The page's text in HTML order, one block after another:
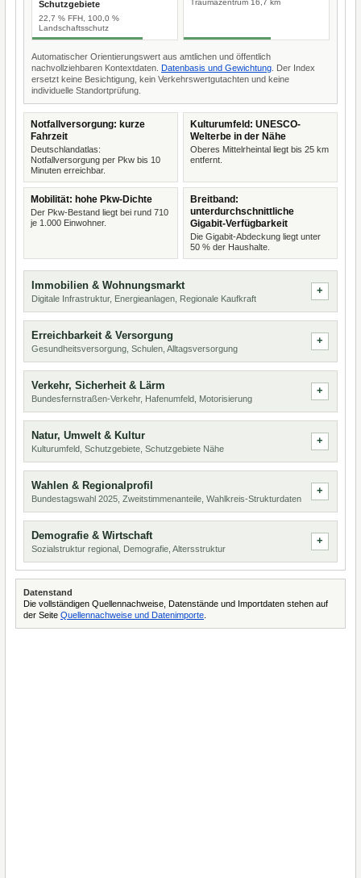
Schutzgebiete
22,7 % FFH, 100,0 %
Landschaftsschutz
Traumazentrum 16,7 km
Automatischer Orientierungswert aus amtlichen und öffentlich
nachvollziehbaren Kontextdaten. Datenbasis und Gewichtung . Der Index
ersetzt keine Besichtigung, kein Verkehrswertgutachten und keine
individuelle Standortprüfung.
Notfallversorgung: kurze
Fahrzeit
Deutschlandatlas:
Notfallversorgung per Pkw bis 10
Minuten erreichbar.
Kulturumfeld: UNESCO-
Welterbe in der Nähe
Oberes Mittelrheintal liegt bis 25 km
entfernt.
Mobilität: hohe Pkw-Dichte
Der Pkw-Bestand liegt bei rund 710
je 1.000 Einwohner.
Breitband:
unterdurchschnittliche
Gigabit-Verfügbarkeit
Die Gigabit-Abdeckung liegt unter
50 % der Haushalte.
Immobilien & Wohnungsmarkt
Digitale Infrastruktur, Energieanlagen, Regionale Kaufkraft
Erreichbarkeit & Versorgung
Gesundheitsversorgung, Schulen, Alltagsversorgung
Verkehr, Sicherheit & Lärm
Bundesfernstraßen-Verkehr, Hafenumfeld, Motorisierung
Natur, Umwelt & Kultur
Kulturumfeld, Schutzgebiete, Schutzgebiete Nähe
Wahlen & Regionalprofil
Bundestagswahl 2025, Zweitstimmenanteile, Wahlkreis-Strukturdaten
Demografie & Wirtschaft
Sozialstruktur regional, Demografie, Altersstruktur
Datenstand
Die vollständigen Quellennachweise, Datenstände und Importdaten stehen auf
der Seite Quellennachweise und Datenimporte